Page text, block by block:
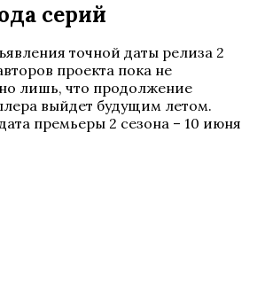
серий
точной даты релиза 2
проекта пока не
лишь, что продолжение
выйдет будущим летом.
премьеры 2 сезона – 10 июня